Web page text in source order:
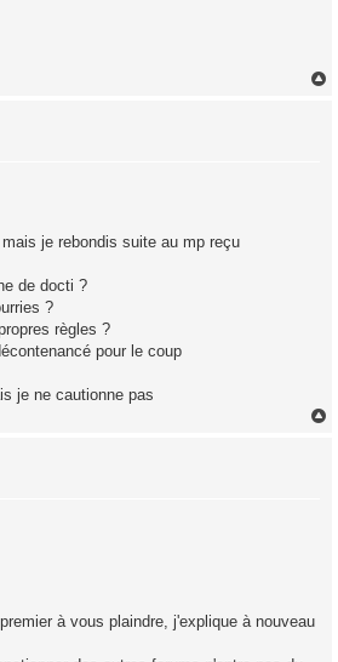
je rebondis suite au mp reçu
de docti ?
?
règles ?
pour le coup
je ne cautionne pas
à vous plaindre, j'explique à nouveau